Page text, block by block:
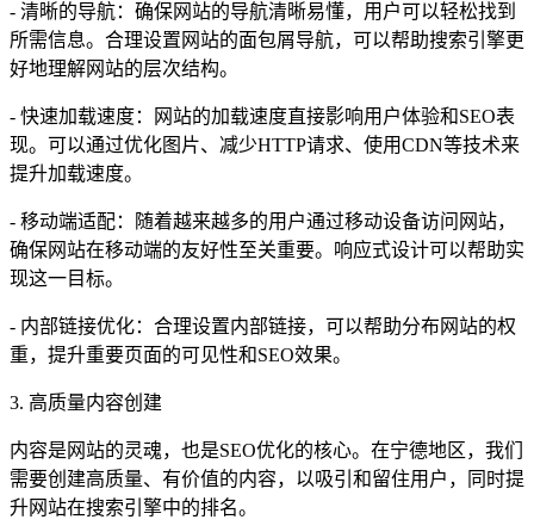
- 清晰的导航：确保网站的导航清晰易懂，用户可以轻松找到
所需信息。合理设置网站的面包屑导航，可以帮助搜索引擎更
好地理解网站的层次结构。
- 快速加载速度：网站的加载速度直接影响用户体验和SEO表
现。可以通过优化图片、减少HTTP请求、使用CDN等技术来
提升加载速度。
- 移动端适配：随着越来越多的用户通过移动设备访问网站，
确保网站在移动端的友好性至关重要。响应式设计可以帮助实
现这一目标。
- 内部链接优化：合理设置内部链接，可以帮助分布网站的权
重，提升重要页面的可见性和SEO效果。
3. 高质量内容创建
内容是网站的灵魂，也是SEO优化的核心。在宁德地区，我们
需要创建高质量、有价值的内容，以吸引和留住用户，同时提
升网站在搜索引擎中的排名。